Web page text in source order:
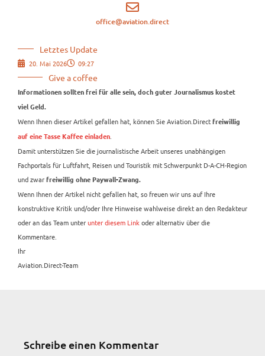
office@aviation.direct
Letztes Update
20. Mai 2026 09:27
Give a coffee
Informationen sollten frei für alle sein, doch guter Journalismus kostet
viel Geld.
Wenn Ihnen dieser Artikel gefallen hat, können Sie Aviation.Direct freiwillig
auf eine Tasse Kaffee einladen
Damit unterstützen Sie die journalistische Arbeit unseres unabhängigen
Fachportals für Luftfahrt, Reisen und Touristik mit Schwerpunkt D-A-CH-Region
und zwar freiwillig ohne Paywall-Zwang.
Wenn Ihnen der Artikel nicht gefallen hat, so freuen wir uns auf Ihre
konstruktive Kritik und/oder Ihre Hinweise wahlweise direkt an den Redakteur
oder an das Team unterunter diesem Link oder alternativ über die
Kommentare.
Ihr
Aviation.Direct-Team
Schreibe einen Kommentar